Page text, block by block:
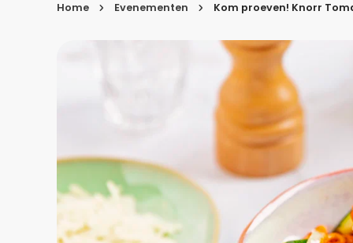
Kies je menugang
Tussendoortjes
Voor- & tussengerechten
Home Evenementen Kom proeven! Knorr